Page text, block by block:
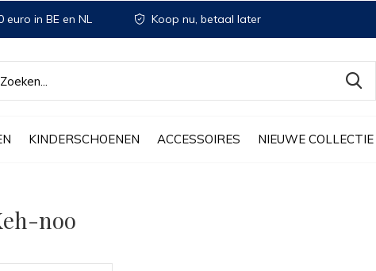
KINDERSCHOENEN ACCESSOIRES NIEUWE COLLECTIE
in BE en NL Koop nu, betaal later
noo